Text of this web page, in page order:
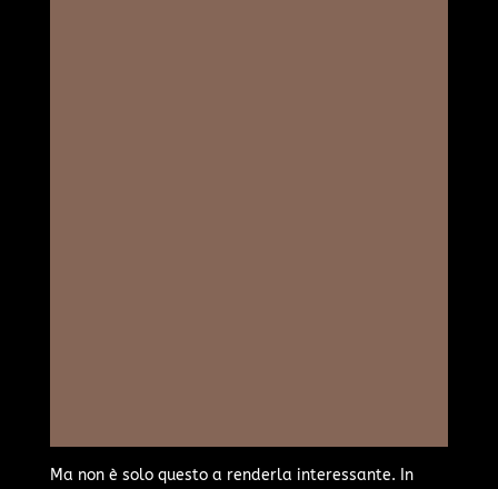
Ma non è solo questo a renderla interessante. In